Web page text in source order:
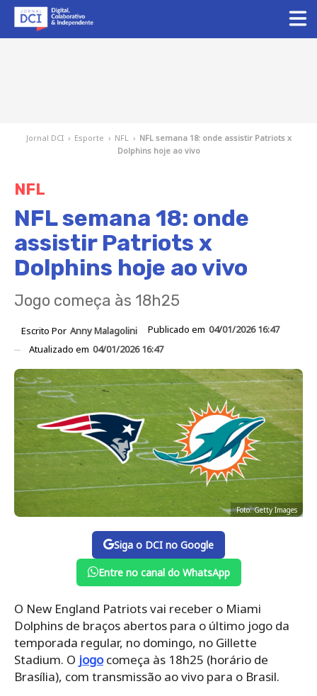
Jornal DCI › Esporte › NFL › NFL semana 18: onde assistir Patriots x
Dolphins hoje ao vivo
NFL
NFL semana 18: onde
assistir Patriots x
Dolphins hoje ao vivo
Jogo começa às 18h25
Escrito Por Anny Malagolini Publicado em 04/01/2026 16:47
Atualizado em 04/01/2026 16:47
Foto: Getty Images
Siga o DCI no Google
Entre no canal do WhatsApp
O New England Patriots vai receber o Miami
Dolphins de braços abertos para o último jogo da
temporada regular, no domingo, no Gillette
Stadium. O jogocomeça às 18h25 (horário de
Brasília), com transmissão ao vivo para o Brasil.